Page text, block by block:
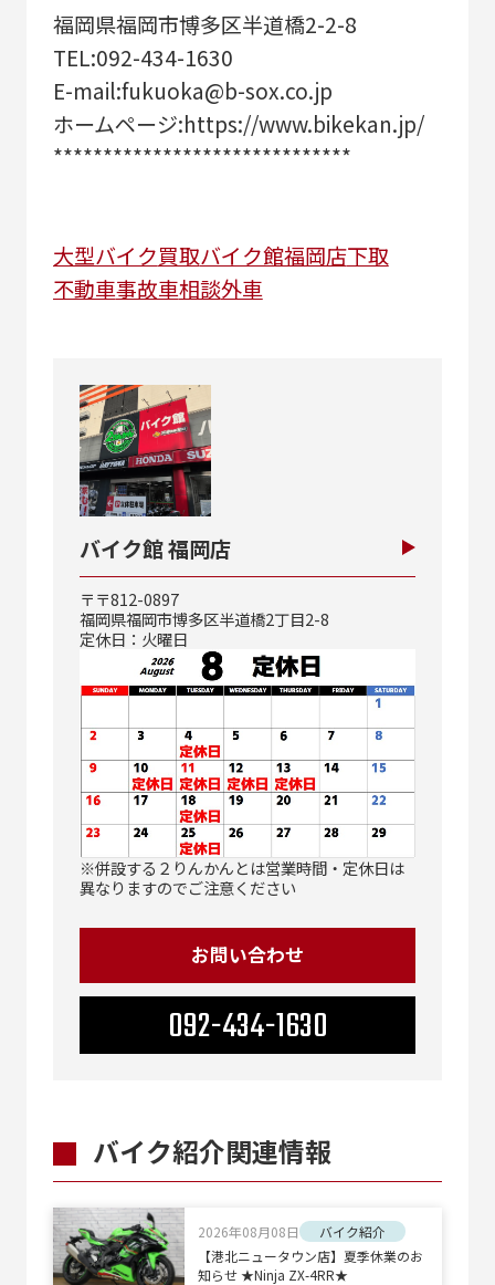
福岡県福岡市博多区半道橋2-2-8
TEL:092-434-1630
E-mail:fukuoka@b-sox.co.jp
ホームページ:https://www.bikekan.jp/
******************************
大型バイク買取バイク館福岡店下取
不動車事故車相談外車
バイク館 福岡店
〒〒812-0897
福岡県福岡市博多区半道橋2丁目2-8
定休日：火曜日
※併設する２りんかんとは営業時間・定休日は
異なりますのでご注意ください
お問い合わせ
092-434-1630
バイク紹介関連情報
2026年08月08日
バイク紹介
【港北ニュータウン店】夏季休業のお
知らせ ★Ninja ZX-4RR★